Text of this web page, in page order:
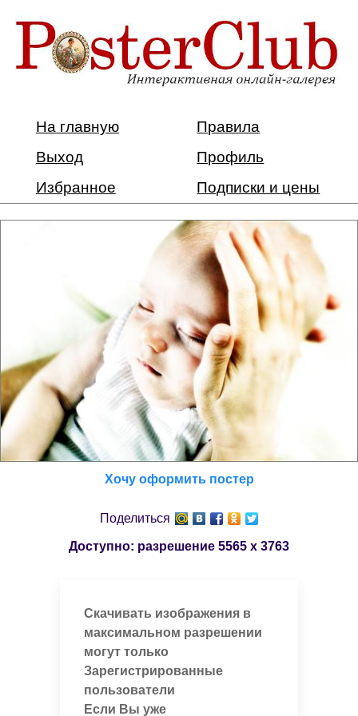
На главную
Правила
Выход
Профиль
Избранное
Подписки и цены
Хочу оформить постер
Поделиться
Доступно: разрешение 5565 x 3763
Скачивать изображения в
максимальном разрешении
могут только
Зарегистрированные
пользователи
Если Вы уже